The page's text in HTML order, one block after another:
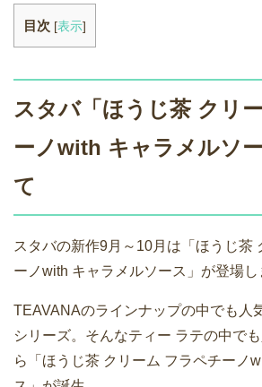
目次 [表示]
スタバ「ほうじ茶 クリ
ーノwith キャラメルソ
て
スタバの新作9月～10月は「ほうじ茶
ーノwith キャラメルソース」が登場し
TEAVANAのラインナップの中でも人
シリーズ。そんなティー ラテの中で
ら「ほうじ茶 クリーム フラペチーノ